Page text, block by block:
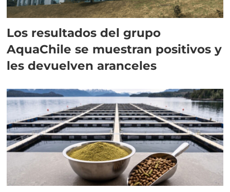
Los resultados del grupo
AquaChile se muestran positivos y
les devuelven aranceles